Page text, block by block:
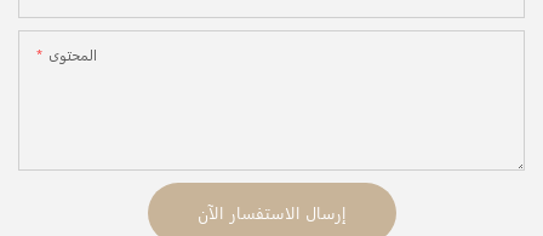
المحتوى
إرسال الاستفسار الآن